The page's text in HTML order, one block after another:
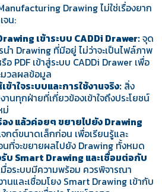
Drawing ไม่ใช่เรื่องยาก
จน:
เข้าระบบ CADDi Drawer:จุด
ำ Drawing ที่มีอยู่ ไม่ว่าจะเป็นไฟล์ภาพ
อ PDF เข้าสู่ระบบ CADDi Drawer เพื่อ
มวลผลข้อมูล
าใจระบบและการใช้งานจริง: สิ่ง
นทุกฝ่ายที่เกี่ยวข้องเข้าใจถึงประโยชน์
ม่
อง แล้วค่อยๆ ขยายไปยัง Drawing
กต์ขนาดเล็กก่อน เพื่อเรียนรู้และ
นที่จะขยายผลไปยัง Drawing ทั้งหมด
บ Smart Drawing และเชื่อมต่อกับ
มื่อระบบมีความพร้อม ควรพิจารณา
นและเชื่อมโยง Smart Drawing เข้ากับ